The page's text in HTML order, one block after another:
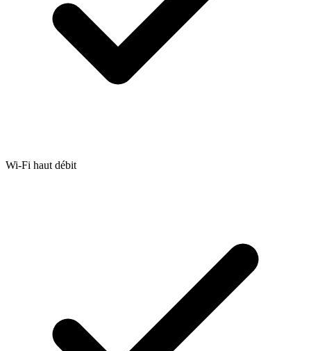
Wi-Fi haut débit